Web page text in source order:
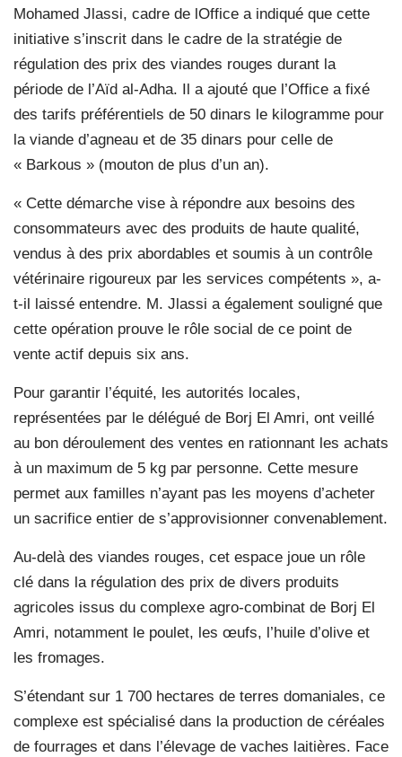
Mohamed Jlassi, cadre de lOffice a indiqué que cette
initiative s’inscrit dans le cadre de la stratégie de
régulation des prix des viandes rouges durant la
période de l’Aïd al-Adha. Il a ajouté que l’Office a fixé
des tarifs préférentiels de 50 dinars le kilogramme pour
la viande d’agneau et de 35 dinars pour celle de
« Barkous » (mouton de plus d’un an).
« Cette démarche vise à répondre aux besoins des
consommateurs avec des produits de haute qualité,
vendus à des prix abordables et soumis à un contrôle
vétérinaire rigoureux par les services compétents », a-
t-il laissé entendre. M. Jlassi a également souligné que
cette opération prouve le rôle social de ce point de
vente actif depuis six ans.
Pour garantir l’équité, les autorités locales,
représentées par le délégué de Borj El Amri, ont veillé
au bon déroulement des ventes en rationnant les achats
à un maximum de 5 kg par personne. Cette mesure
permet aux familles n’ayant pas les moyens d’acheter
un sacrifice entier de s’approvisionner convenablement.
Au-delà des viandes rouges, cet espace joue un rôle
clé dans la régulation des prix de divers produits
agricoles issus du complexe agro-combinat de Borj El
Amri, notamment le poulet, les œufs, l’huile d’olive et
les fromages.
S’étendant sur 1 700 hectares de terres domaniales, ce
complexe est spécialisé dans la production de céréales
de fourrages et dans l’élevage de vaches laitières. Face